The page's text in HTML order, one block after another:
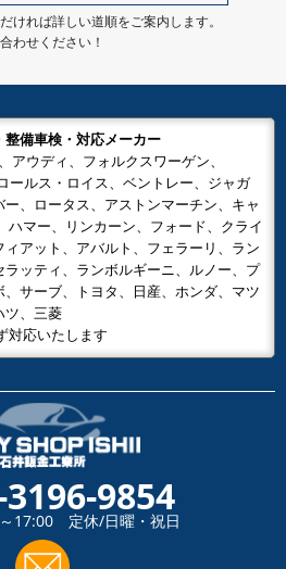
ければ詳しい道順をご案内します。
わせください！
備車検・対応メーカー
アウディ、フォルクスワーゲン、
ールス・ロイス、ベントレー、ジャガ
、ロータス、アストンマーチン、キャ
ハマー、リンカーン、フォード、クライ
アット、アバルト、フェラーリ、ラン
ッティ、ランボルギーニ、ルノー、プ
サーブ、トヨタ、日産、ホンダ、マツ
ツ、三菱
対応いたします
9854
17:00 定休/日曜・祝日